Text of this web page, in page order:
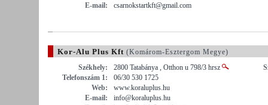
E-mail:
csarnokstartkft@gmail.com
Kor-Alu Plus Kft (Komárom-Esztergom Megye)
Székhely:
2800 Tatabánya , Otthon u 798/3 hrsz
Telefonszám 1:
06/30 530 1725
Web:
www.koraluplus.hu
E-mail:
info@koraluplus.hu